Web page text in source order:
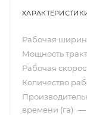
Рабочая
Мощность
Рабочая
Количество
времени (га) —